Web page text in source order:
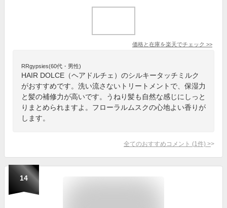
価格と在庫を楽天でチェック >>
RRgypsies(60代・男性)
HAIR DOLCE（ヘアドルチェ）のシルキータッチミルク
がおすすめです。洗い流さないトリートメントで、保湿力
と髪の補修力が高いです。うねり髪も自然な感じにしっと
りまとめられますよ。フローラルムスクの心地よい香りが
します。
全てのおすすめコメント (1 件) >
14